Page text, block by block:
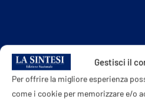
Gestisci il
Per offrire la migliore esperienza
come i cookie per memorizzare e/o
—
internazionale/ esteri